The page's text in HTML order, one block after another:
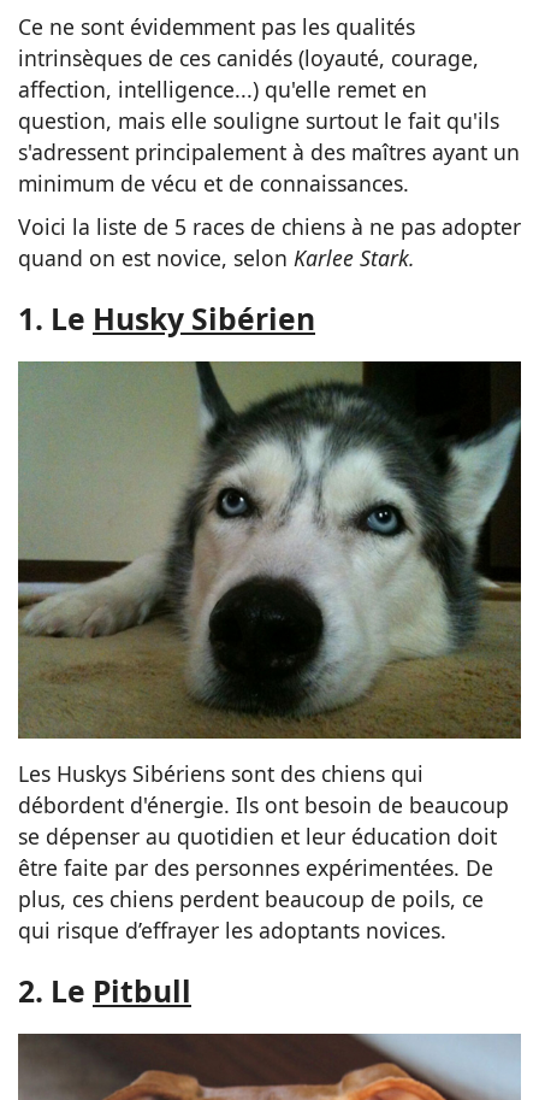
Ce ne sont évidemment pas les qualités
intrinsèques de ces canidés (loyauté, courage,
affection, intelligence...) qu'elle remet en
question, mais elle souligne surtout le fait qu'ils
s'adressent principalement à des maîtres ayant un
minimum de vécu et de connaissances.
Voici la liste de 5 races de chiens à ne pas adopter
quand on est novice, selon Karlee Stark.
1. Le Husky Sibérien
Les Huskys Sibériens sont des chiens qui
débordent d'énergie. Ils ont besoin de beaucoup
se dépenser au quotidien et leur éducation doit
être faite par des personnes expérimentées. De
plus, ces chiens perdent beaucoup de poils, ce
qui risque d’effrayer les adoptants novices.
2. Le Pitbull